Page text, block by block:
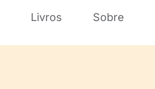
Livros Sobre